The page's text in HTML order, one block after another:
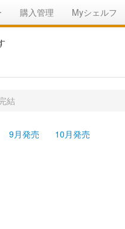
購入管理 Myシェルフ
結
9月発売 10月発売